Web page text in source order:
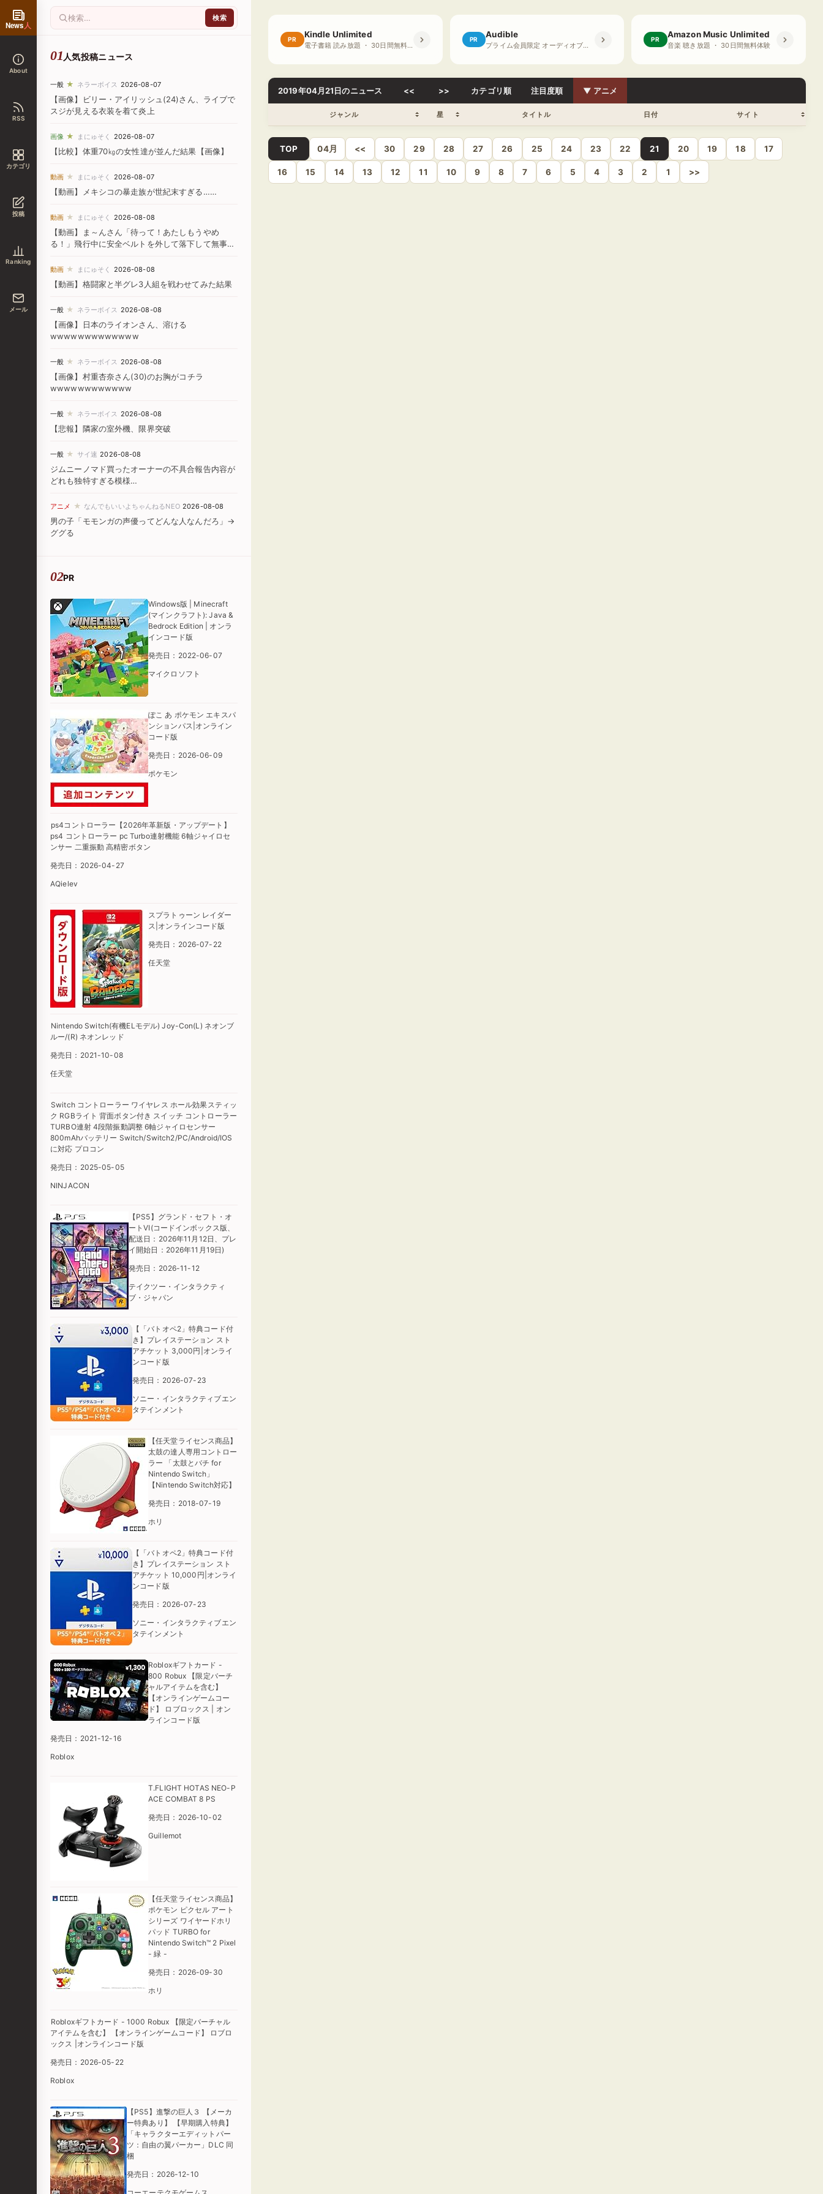
News人
About
RSS
カテゴリ
投稿
Ranking
メール
人気投稿ニュース
一般 ★ ネラーボイス 2026-08-07
【画像】ビリー・アイリッシュ(24)さん、ライブで
スジが見える衣装を着て炎上
画像 ★ まにゅそく 2026-08-07
【比較】体重70㎏の女性達が並んだ結果【画像】
動画 ★ まにゅそく 2026-08-07
【動画】メキシコの暴走族が世紀末すぎる……
動画 ★ まにゅそく 2026-08-08
【動画】ま～んさん「待って！あたしもうやめ
る！」飛行中に安全ベルトを外して落下して無事死
動画 ★ まにゅそく 2026-08-08
【動画】格闘家と半グレ3人組を戦わせてみた結果
一般 ★ ネラーボイス 2026-08-08
【画像】日本のライオンさん、溶ける
wwwwwwwwwwwww
一般 ★ ネラーボイス 2026-08-08
【画像】村重杏奈さん(30)のお胸がコチラ
wwwwwwwwwwww
一般 ★ ネラーボイス 2026-08-08
【悲報】隣家の室外機、限界突破
一般 ★ サイ速 2026-08-08
ジムニーノマド買ったオーナーの不具合報告内容が
どれも独特すぎる模様…
アニメ ★ なんでもいいよちゃんねるNEO 2026-08-08
男の子「モモンガの声優ってどんな人なんだろ」→
ググる
PR
Windows版 | Minecraft
(マインクラフト): Java &
Bedrock Edition | オンラ
インコード版
発売日：2022-06-07
マイクロソフト
ぽこ あ ポケモン エキスパ
ンションパス|オンライン
コード版
発売日：2026-06-09
ポケモン
ps4コントローラー【2026年革新版・アップデート】
ps4 コントローラー pc Turbo連射機能 6軸ジャイロセ
ンサー 二重振動 高精密ボタン
発売日：2026-04-27
AQielev
スプラトゥーン レイダー
ス|オンラインコード版
発売日：2026-07-22
任天堂
Nintendo Switch(有機ELモデル) Joy-Con(L) ネオンブ
ルー/(R) ネオンレッド
発売日：2021-10-08
任天堂
Switch コントローラー ワイヤレス ホール効果スティッ
ク RGBライト 背面ボタン付き スイッチ コントローラー
TURBO連射 4段階振動調整 6軸ジャイロセンサー
800mAhバッテリー Switch/Switch2/PC/Android/IOS
に対応 プロコン
発売日：2025-05-05
NINJACON
【PS5】グランド・セフト・オ
ートVI(コードインボックス版、
配送日：2026年11月12日、プレ
イ開始日：2026年11月19日)
発売日：2026-11-12
テイクツー・インタラクティ
ブ・ジャパン
【「バトオペ2」特典コード付
き】プレイステーション スト
アチケット 3,000円|オンライ
ンコード版
発売日：2026-07-23
ソニー・インタラクティブエン
タテインメント
【任天堂ライセンス商品】
太鼓の達人専用コントロー
ラー 「太鼓とバチ for
Nintendo Switch」
【Nintendo Switch対応】
発売日：2018-07-19
ホリ
【「バトオペ2」特典コード付
き】プレイステーション スト
アチケット 10,000円|オンライ
ンコード版
発売日：2026-07-23
ソニー・インタラクティブエン
タテインメント
Robloxギフトカード -
800 Robux 【限定バーチ
ャルアイテムを含む】
【オンラインゲームコー
ド】 ロブロックス | オン
ラインコード版
発売日：2021-12-16
Roblox
T.FLIGHT HOTAS NEO-P
ACE COMBAT 8 PS
発売日：2026-10-02
Guillemot
【任天堂ライセンス商品】
ポケモン ピクセル アート
シリーズ ワイヤードホリ
パッド TURBO for
Nintendo Switch™ 2 Pixel
- 緑 -
発売日：2026-09-30
ホリ
Robloxギフトカード - 1000 Robux 【限定バーチャル
アイテムを含む】 【オンラインゲームコード】 ロブロ
ックス |オンラインコード版
発売日：2026-05-22
Roblox
【PS5】進撃の巨人３ 【メーカ
ー特典あり】 【早期購入特典】
「キャラクターエディットパー
ツ：自由の翼パーカー」DLC 同
梱
発売日：2026-12-10
PR Kindle Unlimited
電子書籍 読み放題 ・ 30日間無料体験
PR Audible
プライム会員限定 オーディオブック ・ 30日間無料体験
PR Amazon Music Unlimited
音楽 聴き放題 ・ 30日間無料体験
2019年04月21日のニュース << >> カテゴリ順 注目度順 ▼ アニメ
ジャンル 星 タイトル 日付 サイト
TOP 04月 << 30 29 28 27 26 25 24 23 22 21 20 19 18 17
16 15 14 13 12 11 10 9 8 7 6 5 4 3 2 1 >>